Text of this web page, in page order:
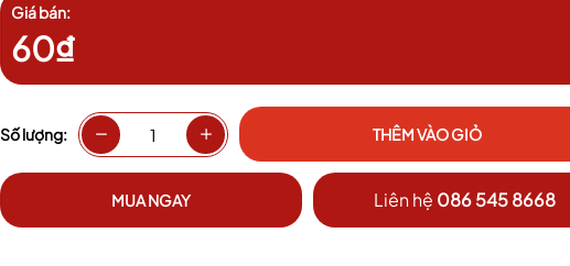
Giá bán:
60₫
Số lượng: THÊM VÀO GIỎ
MUA NGAY Liên hệ 086 545 8668
Ngày hết hạn:
Điều kiện: